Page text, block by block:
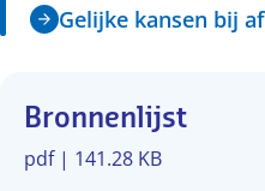
Gelijke kansen bij
Bronnenlijst
pdf | 141.28 KB